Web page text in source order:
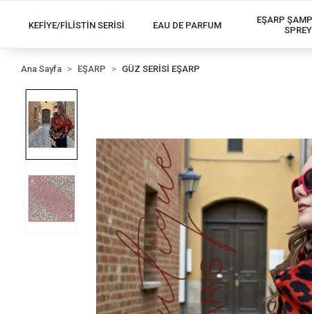
KEFİYE/FİLİSTİN SERİSİ EAU DE PARFUM
EŞARP
SPREY
Ana Sayfa EŞARP GÜZ SERİSİ EŞARP